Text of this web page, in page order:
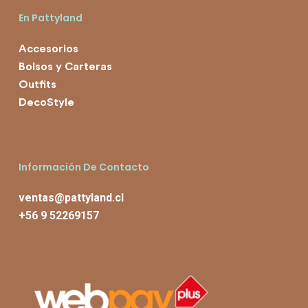
En Pattyland
Accesorios
Bolsos y Carteras
Outfits
DecoStyle
Información De Contacto
ventas@pattyland.cl
+56 9 52269157